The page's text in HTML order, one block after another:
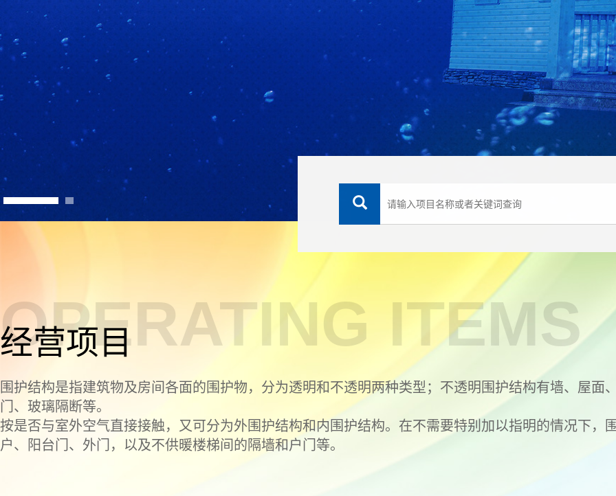
OPERATING ITEMS
经营项目
围护结构是指建筑物及房间各面的围护物，分为透明和不透明两种类型；不透明围护结构有墙、屋
门、玻璃隔断等。
按是否与室外空气直接接触，又可分为外围护结构和内围护结构。在不需要特别加以指明的情况下，
户、阳台门、外门，以及不供暖楼梯间的隔墙和户门等。